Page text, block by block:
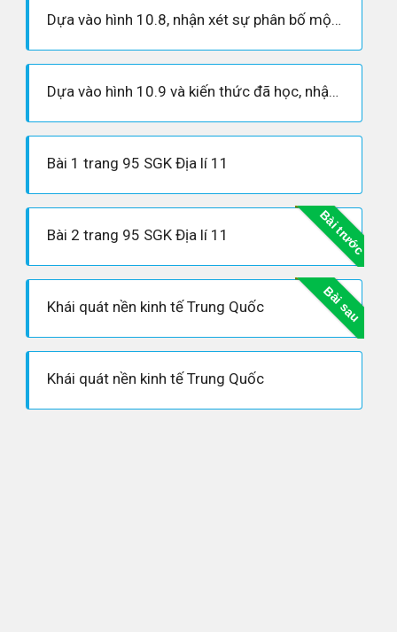
Dựa vào hình 10.8, nhận xét sự phân bố một số ngành công nghiệp của Trung Quốc. Phân tích những điều kiện tự nhiên, kinh tế- xã hội tác động đến sự phân bố này.
Dựa vào hình 10.9 và kiến thức đã học, nhận xét sự phân bố cây lương thực, cây công nghiệp và một số gia súc của Trung Quốc. Vì sao có sự khác biệt lớn trong phân bố nông nghiệp giữa miền Đông và miền Tây?
Bài 1 trang 95 SGK Địa lí 11
Bài trước
Bài 2 trang 95 SGK Địa lí 11
Bài sau
Khái quát nền kinh tế Trung Quốc
Khái quát nền kinh tế Trung Quốc